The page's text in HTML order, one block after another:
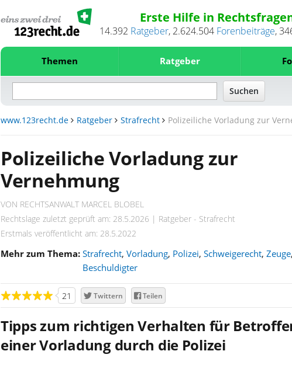
Erste Hilfe in
14.392 Ratgeber, 2.624.504 Forenbeiträge,
Themen Ratgeber
www.123recht.de Ratgeber Strafrecht Polizeiliche Vorladung zur
Polizeiliche Vorladung zur
Vernehmung
VON RECHTSANWALT MARCEL BLOBEL
Rechtslage zuletzt geprüft am: 28.5.2026 | Ratgeber - Strafrecht
Erstmals veröffentlicht am: 28.5.2022
Mehr zum Thema: Strafrecht, Vorladung, Polizei, Schweigerecht, Zeuge,
Beschuldigter
21 Twittern Teilen
Tipps zum richtigen Verhalten für
einer Vorladung durch die Polizei